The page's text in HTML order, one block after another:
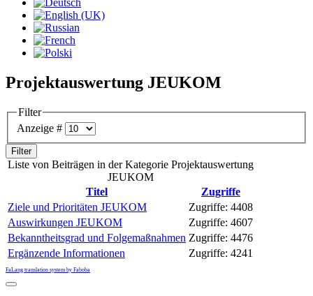
Projektauswertung JEUKOM
Filter
Anzeige #
Filter
Liste von Beiträgen in der Kategorie Projektauswertung
JEUKOM
Titel
Zugriffe
Ziele und Prioritäten JEUKOM
Zugriffe: 4408
Auswirkungen JEUKOM
Zugriffe: 4607
Bekanntheitsgrad und Folgemaßnahmen Zugriffe: 4476
Ergänzende Informationen
Zugriffe: 4241
FaLang translation system by Faboba